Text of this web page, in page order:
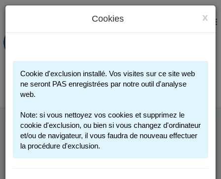
PORTAIL FAMILLE
Connexion
MENU
Cette page n'est plus accessible. Merci de votre
compréhension.
x
Cookies
Cookie d'exclusion installé. Vos visites sur ce site web
ne seront PAS enregistrées par notre outil d'analyse
web.
Note: si vous nettoyez vos cookies et supprimez le
cookie d'exclusion, ou bien si vous changez d'ordinateur
et/ou de navigateur, il vous faudra de nouveau effectuer
la procédure d'exclusion.